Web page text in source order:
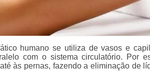
humano se utiliza de vasos e
com o sistema circulatório. Por
às pernas, fazendo a eliminação de